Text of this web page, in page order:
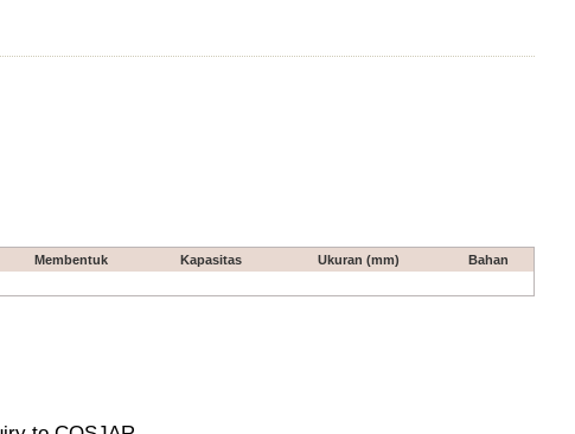
Membentuk Kapasitas Ukuran (mm)
Bahan